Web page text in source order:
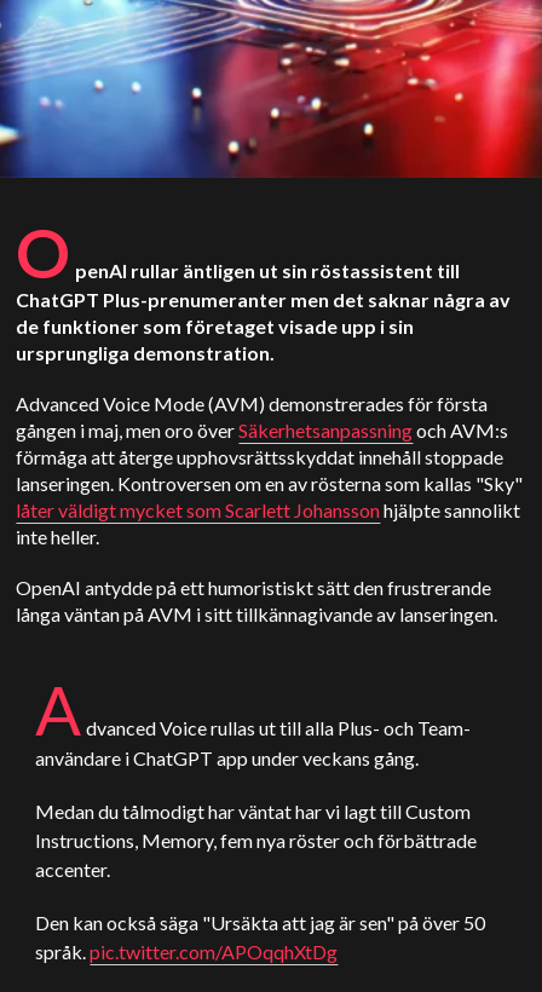
O penAI rullar äntligen ut sin röstassistent till
ChatGPT Plus-prenumeranter men det saknar några av
de funktioner som företaget visade upp i sin
ursprungliga demonstration.
Advanced Voice Mode (AVM) demonstrerades för första
gången i maj, men oro överSäkerhetsanpassningoch AVM:s
förmåga att återge upphovsrättsskyddat innehåll stoppade
lanseringen. Kontroversen om en av rösterna som kallas "Sky"
låter väldigt mycket som Scarlett Johanssonhjälpte sannolikt
inte heller.
OpenAI antydde på ett humoristiskt sätt den frustrerande
långa väntan på AVM i sitt tillkännagivande av lanseringen.
A dvanced Voice rullas ut till alla Plus- och Team-
användare iChatGPT app under veckans gång.
Medan du tålmodigt har väntat har vi lagt till Custom
Instructions, Memory, fem nya röster och förbättrade
accenter.
Den kan också säga "Ursäkta att jag är sen" på över 50
språk.pic.twitter.com/APOqqhXtDg